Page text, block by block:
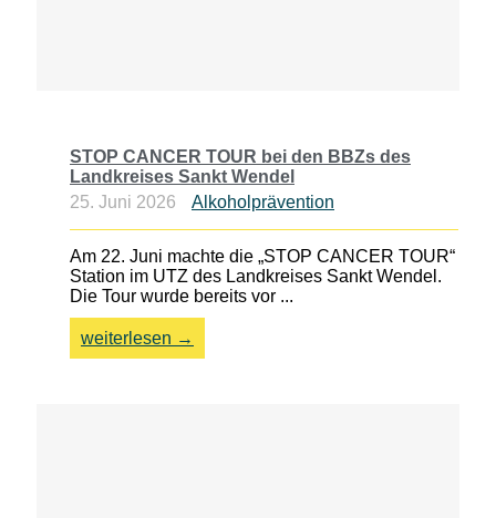
STOP CANCER TOUR bei den BBZs des
Landkreises Sankt Wendel
25. Juni 2026
Alkoholprävention
Am 22. Juni machte die „STOP CANCER TOUR“
Station im UTZ des Landkreises Sankt Wendel.
Die Tour wurde bereits vor ...
weiterlesen →